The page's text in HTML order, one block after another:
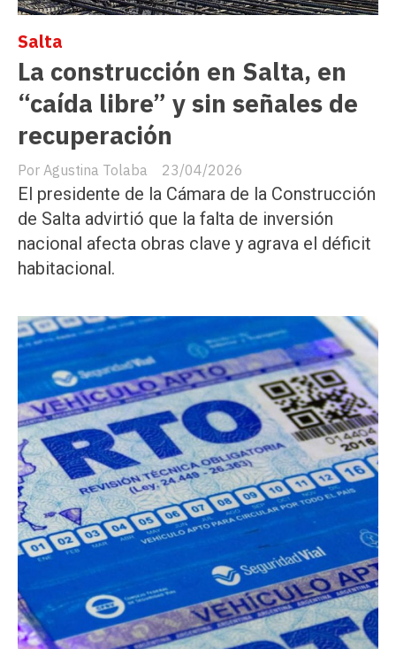
La construcción en Salta, en
“caída libre” y sin señales de
recuperación
Agustina Tolaba
Salta
23/04/2026
El presidente de la Cámara de la Construcción
de Salta advirtió que la falta de inversión
nacional afecta obras clave y agrava el déficit
habitacional.